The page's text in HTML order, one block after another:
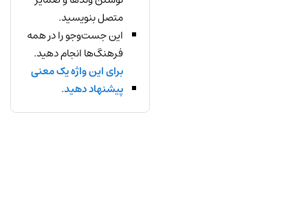
متصل بنویسید.
این جست‌وجو را در همه
فرهنگ‌ها انجام دهید.
برای این واژه یک معنی
پیشنهاد دهید.